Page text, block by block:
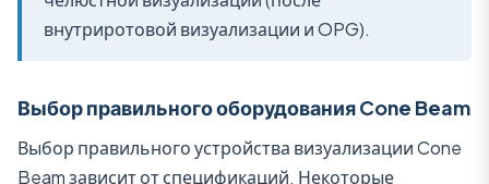
внутриротовой визуализации и OPG).
Выбор правильного оборудования Cone Beam
Выбор правильного устройства визуализации Cone
Beam зависит от спецификаций. Некоторые